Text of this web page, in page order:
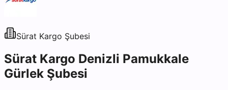
Sürat Kargo Şubesi
Sürat Kargo Denizli Pamukkale
Gürlek Şubesi